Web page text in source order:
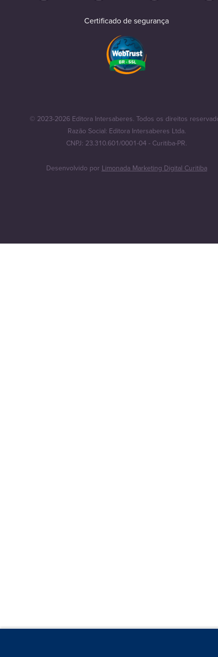
Certificado de segurança
© 2023-2026 Editora Intersaberes. Todos os direitos
Razão Social: Editora Intersaberes Ltda.
CNPJ: 23.310.601/0001-04 - Curitiba-PR.
Desenvolvido por Limonada Marketing Digital Curitiba